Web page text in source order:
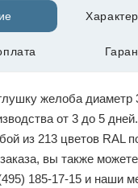
желоба диаметр
от 3 до 5
из 213 цветов RAL
вы также
185-17-15 и наши